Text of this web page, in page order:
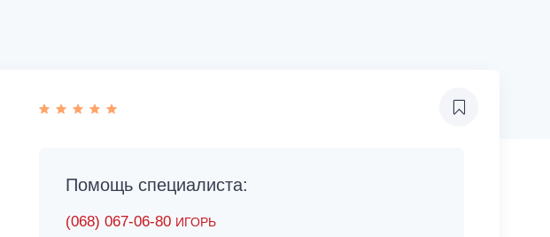
Помощь специалиста:
(068) 067-06-80 ИГОРЬ